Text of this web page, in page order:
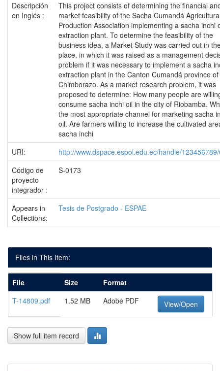
Descripción
en Inglés :
This project consists of determining the financial
market feasibility of the Sacha Cumandá
Production Association implementing a sacha inchi
extraction plant. To determine the feasibility of the
business idea, a Market Study was carried out in
place, in which it was raised as a management
problem if it was necessary to implement a sacha
extraction plant in the Canton Cumandá province of
Chimborazo. As a market research problem, it was
proposed to determine: How many people are
consume sacha inchi oil in the city of Riobamba.
the most appropriate channel for marketing sacha
oil. Are farmers willing to increase the cultivated
sacha inchi
URI:
http://www.dspace.espol.edu.ec/handle/
Código de
proyecto
integrador :
S-0173
Appears in
Collections:
Tesis de Postgrado - ESPAE
Files in This Item:
File Size
Format
T-14809.pdf
1.52 MB Adobe PDF View/Open
Show full item record